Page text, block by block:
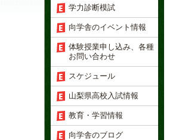
学力診断模試
向学舎のイベント情報
体験授業申し込み、各種
お問い合わせ
スケジュール
山梨県高校入試情報
教育・学習情報
向学舎のブログ